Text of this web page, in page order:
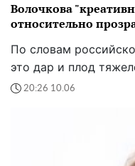
Волочкова
относительно
По словам
это дар и плод
20:26 10.06